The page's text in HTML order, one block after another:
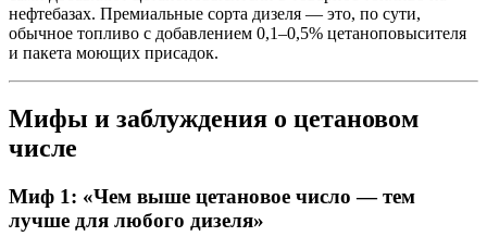
нефтебазах. Премиальные сорта дизеля — это, по сути,
обычное топливо с добавлением 0,1–0,5% цетаноповысителя
и пакета моющих присадок.
Мифы и заблуждения о цетановом
числе
Миф 1: «Чем выше цетановое число — тем
лучше для любого дизеля»